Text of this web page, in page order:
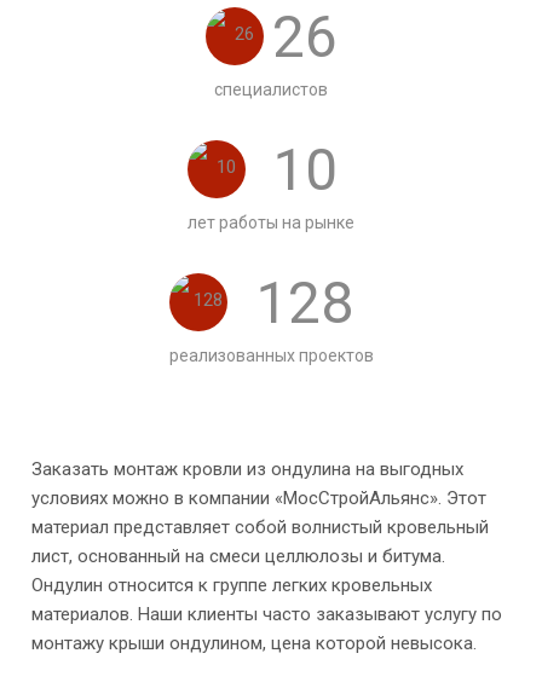
26
специалистов
10
лет работы на рынке
128
реализованных проектов
Заказать монтаж кровли из ондулина на выгодных
условиях можно в компании «МосСтройАльянс». Этот
материал представляет собой волнистый кровельный
лист, основанный на смеси целлюлозы и битума.
Ондулин относится к группе легких кровельных
материалов. Наши клиенты часто заказывают услугу по
монтажу крыши ондулином, цена которой невысока.